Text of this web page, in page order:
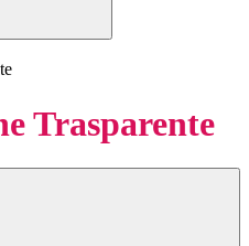
Trasparente